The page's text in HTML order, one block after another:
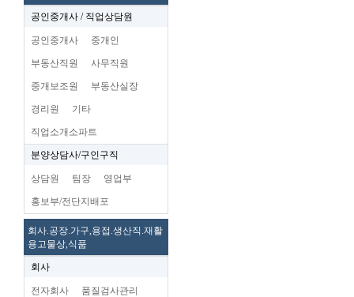
공인중개사 / 직업상담원
공인중개사 중개인
부동산직원 사무직원
중개보조원 부동산실장
경리원 기타
직업소개소파트
분양상담사/구인구직
상담원 팀장 영업부
홍보부/전단지배포
회사.공장.가구,용접.생산직.재활
용고물상,식품
회사
전자회사 품질검사관리